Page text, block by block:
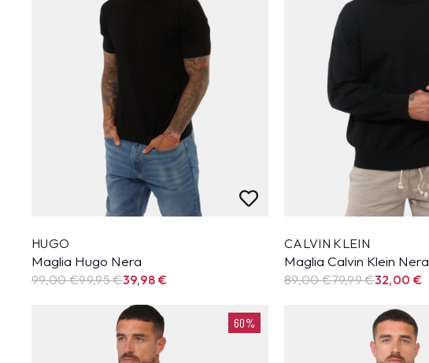
HUGO
Maglia Hugo Nera
99,00 €99,95€39,98 €
CALVIN KLEIN
Maglia Calvin Klein Nera
89,00 €79,99€32,00 €
60%